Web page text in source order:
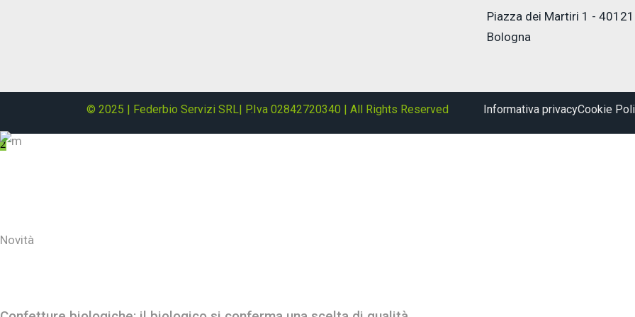
Piazza dei Martiri 1 - 40121
Bologna
© 2025 | Federbio Servizi SRL| P.Iva 02842720340 | All Rights Reserved Informativa privacyCookie
Novità